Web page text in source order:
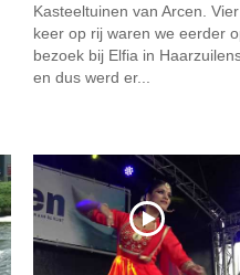
Kasteeltuinen van Arcen. Vier
keer op rij waren we eerder
bezoek bij Elfia in
en dus werd er...